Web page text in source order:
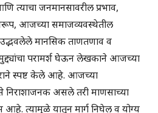
त्याचा जनमानसावरील प्रभाव,
आजच्या समाजव्यवस्थेतील
मानसिक ताणतणाव व
परामर्श घेऊन लेखकाने आजच्या
स्पष्ट केले आहे. आजच्या
निराशाजनक असले तरी माणसाच्या
त्यामुळे यातून मार्ग निघेल व योग्य